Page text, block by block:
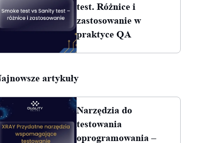
test. Różnice i
zastosowanie w
praktyce QA
artykuły
Narzędzia do
testowania
oprogramowania –